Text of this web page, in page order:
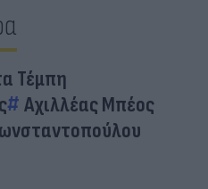
Τέμπη
Αχιλλέας Μπέος